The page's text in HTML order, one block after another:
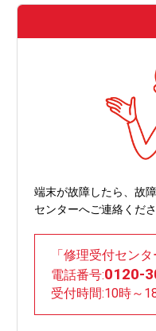
端末が故障したら、故
センターへご連絡くだ
「修理受付センタ
電話番号:0120-
受付時間:10時～